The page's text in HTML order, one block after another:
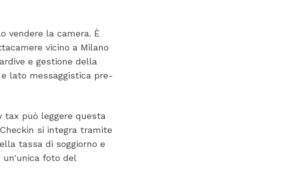
vendere la camera. È
vicino a Milano
e gestione della
lato messaggistica pre-
tax può leggere questa
si integra tramite
tassa di soggiorno e
un'unica foto del